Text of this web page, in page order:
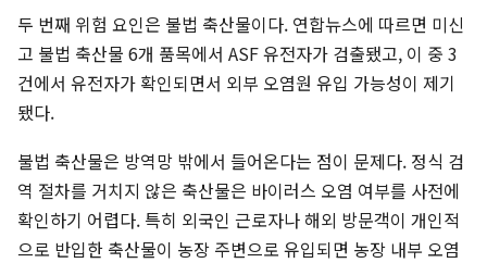
두 번째 위험 요인은 불법 축산물이다. 연합뉴스에 따르면 미신
고 불법 축산물 6개 품목에서 ASF 유전자가 검출됐고, 이 중 3
건에서 유전자가 확인되면서 외부 오염원 유입 가능성이 제기
됐다.
불법 축산물은 방역망 밖에서 들어온다는 점이 문제다. 정식 검
역 절차를 거치지 않은 축산물은 바이러스 오염 여부를 사전에
확인하기 어렵다. 특히 외국인 근로자나 해외 방문객이 개인적
으로 반입한 축산물이 농장 주변으로 유입되면 농장 내부 오염